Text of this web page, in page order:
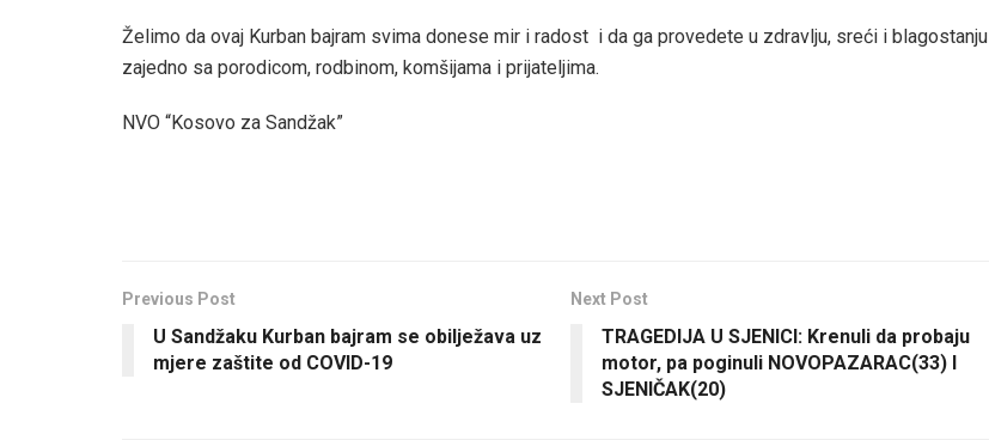
Želimo da ovaj Kurban bajram svima donese mir i radost i da ga provedete u zdravlju, sreći i blagostanju
zajedno sa porodicom, rodbinom, komšijama i prijateljima.
NVO “Kosovo za Sandžak”
Previous Post
U Sandžaku Kurban bajram se obilježava uz
mjere zaštite od COVID-19
Next Post
TRAGEDIJA U SJENICI: Krenuli da probaju
motor, pa poginuli NOVOPAZARAC(33) I
SJENIČAK(20)